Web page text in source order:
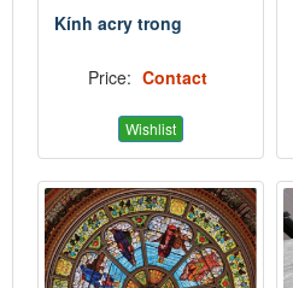
Kính acry trong
Price: Contact
Wishlist